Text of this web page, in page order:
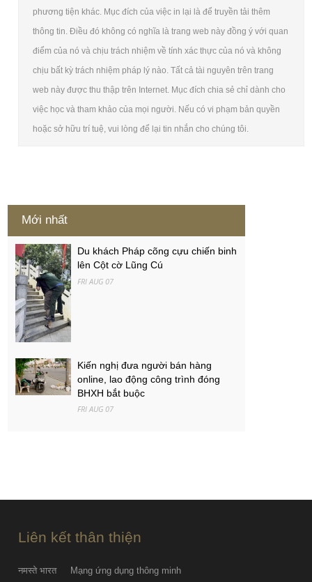
phương tiện khác. Mục đích của việc in lại là để truyền tải thêm
thông tin. Điều đó không có nghĩa là trang web này đồng ý với quan
điểm của nó và chịu trách nhiệm về tính xác thực của nó và không
chịu bất kỳ trách nhiệm pháp lý nào. Tất cả tài nguyên trên trang
web này được thu thập trên Internet. Mục đích chia sẻ chỉ dành cho
việc học và tham khảo của mọi người. Nếu có vi phạm bản quyền
hoặc sở hữu trí tuệ, vui lòng để lại tin nhắn cho chúng tôi.
Mới nhất
Du khách Pháp cõng cựu chiến binh
lên Cột cờ Lũng Cú
FRI AUG 07
Kiến nghị đưa người bán hàng
online, lao động công trình đóng
BHXH bắt buộc
FRI AUG 07
Liên kết thân thiện
नमस्ते भारत Mạng ứng dụng thông minh